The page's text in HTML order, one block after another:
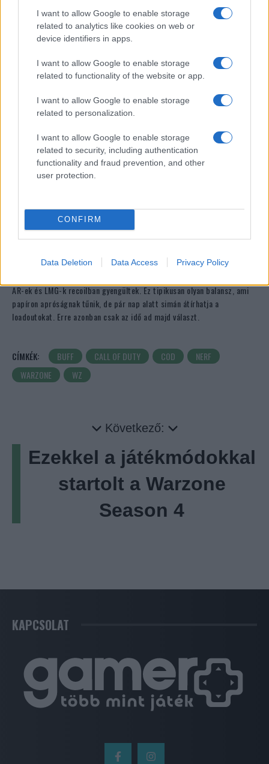
I want to allow Google to enable storage
related to analytics like cookies on web or
device identifiers in apps.
I want to allow Google to enable storage
related to functionality of the website or app.
I want to allow Google to enable storage
related to personalization.
I want to allow Google to enable storage
related to security, including authentication
functionality and fraud prevention, and other
user protection.
CONFIRM
Data Deletion Data Access Privacy Policy
jobb damage és komolyabb handling buff
REV-46: damage, range és handling buff
M10 Breacher:range és handling buff
A nerfeknél már keményebb a sztori. Az MK-78 sebzésből és
hatótávból is dupla nerfet kapott, cserébe viszont a recoil javult
valamennyit. A Kogot-7 sebzésben, hatótávban és handlingben is
gyengült, a Voyak KT-3 pedig range nerfet kapott. A Monolithic
Suppressor sem úszta meg: az AK-27, DS20, MXR-17, Peacekeeper és
MK-78:nagyobb damage és range nerf, jobb recoil
Kogot-7:damage, range és handling nerf
Voyak KT-3:
range nerf
MK35 ISR Mono:range nerf
A BO7-es fegyvercsaládnál viszont érdekesebb a helyzet: az AR-ek,
AR-ek és LMG-k recoilban gyengültek. Ez tipikusan olyan balansz, ami
papíron apróságnak tűnik, de pár nap alatt simán átírhatja a
loadoutokat. Erre azonban csak az idő ad majd választ.
CÍMKÉK: BUFF CALL OF DUTY COD
NERF
WARZONE
WZ
Következő:
Ezekkel a játékmódokkal
startolt a Warzone
Season 4
KAPCSOLAT